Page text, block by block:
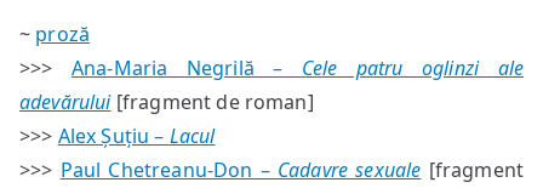
~ proză
>>> Ana-Maria Negrilă – Cele patru oglinzi ale
adevărului[fragment de roman]
>>> Alex Șuțiu – Lacul
>>> Paul Chetreanu-Don – Cadavre sexuale [fragment